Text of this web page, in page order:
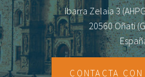
Calendario
Galería de fotos
Ibarra Zelaia 3
20560 Oñati
CONTACTA